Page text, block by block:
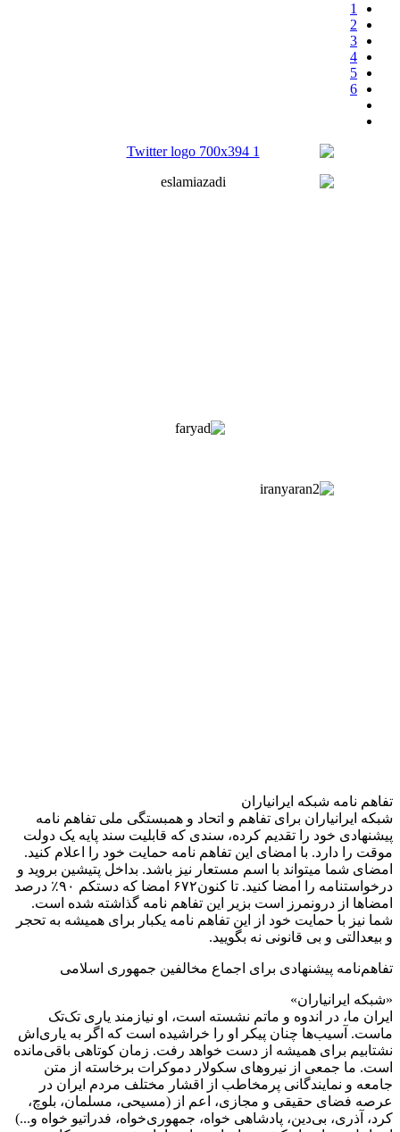
1
2
3
4
5
6
تفاهم نامه شبکه ایرانیاران
شبکه ایرانیاران برای تفاهم و اتحاد و همبستگی ملی تفاهم نامه
پیشنهادی خود را تقدیم کرده، سندی که قابلیت سند پایه یک دولت
موقت را دارد. با امضای این تفاهم نامه حمایت خود را اعلام کنید.
امضای شما میتواند با اسم مستعار نیز باشد. بداخل پتیشین بروید و
درخواستنامه را امضا کنید. تا کنون۶۷۲ امضا که دستکم ۹۰٪ درصد
امضاها از درونمرز است بزیر این تفاهم نامه گذاشته شده است.
شما نیز با حمایت خود از این تفاهم نامه یکبار برای همیشه به تحجر
و بیعدالتی و بی قانونی نه بگویید.
تفاهم‌نامه پیشنهادی برای اجماع مخالفین جمهوری اسلامی
«شبکه ایرانیاران»
ایران ما، در اندوه و ماتم نشسته است، او نیازمند یاری تک‌تک
ماست. آسیب‌ها چنان پیکر او را خراشیده است که اگر به یاری‌اش
نشتابیم برای همیشه از دست خواهد رفت. زمان کوتاهی باقی‌مانده
است. ما جمعی از نیروهای سکولار دموکرات برخاسته از متن
جامعه و نمایندگانی پرمخاطب از اقشار مختلف مردم ایران در
عرصه فضای حقیقی و مجازی، اعم از (مسیحی، مسلمان، بلوچ،
کرد، آذری، بی‌دین، پادشاهی خواه، جمهوری‌خواه، فدراتیو خواه و...)